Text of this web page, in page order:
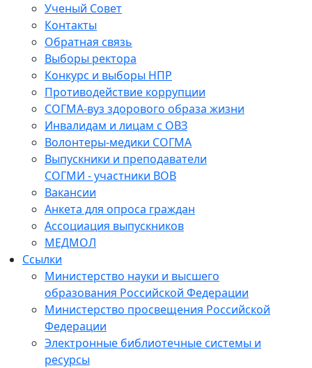
Ученый Совет
Контакты
Обратная связь
Выборы ректора
Конкурс и выборы НПР
Противодействие коррупции
СОГМА-вуз здорового образа жизни
Инвалидам и лицам с ОВЗ
Волонтеры-медики СОГМА
Выпускники и преподаватели
СОГМИ - участники ВОВ
Вакансии
Анкета для опроса граждан
Ассоциация выпускников
МЕДМОЛ
Ссылки
Министерство науки и высшего
образования Российской Федерации
Министерство просвещения Российской
Федерации
Электронные библиотечные системы и
ресурсы